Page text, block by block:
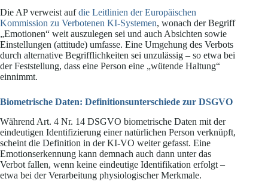
Die AP verweist aufdie Leitlinien der Europäischen
Kommission zu Verbotenen KI-Systemen, wonach der Begriff
„Emotionen“ weit auszulegen sei und auch Absichten sowie
Einstellungen (attitude) umfasse. Eine Umgehung des Verbots
durch alternative Begrifflichkeiten sei unzulässig – so etwa bei
der Feststellung, dass eine Person eine „wütende Haltung“
einnimmt.
Biometrische Daten: Definitionsunterschiede zur DSGVO
Während Art. 4 Nr. 14 DSGVO biometrische Daten mit der
eindeutigen Identifizierung einer natürlichen Person verknüpft,
scheint die Definition in der KI-VO weiter gefasst. Eine
Emotionserkennung kann demnach auch dann unter das
Verbot fallen, wenn keine eindeutige Identifikation erfolgt –
etwa bei der Verarbeitung physiologischer Merkmale.